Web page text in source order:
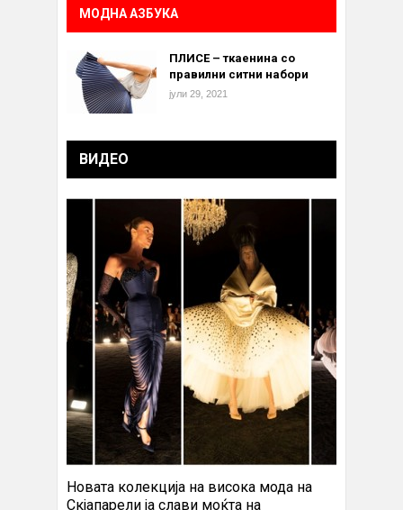
МОДНА АЗБУКА
ПЛИСЕ – ткаенина со
правилни ситни набори
јули 29, 2021
ВИДЕО
Новата колекција на висока мода на
Скјапарели ја слави моќта на